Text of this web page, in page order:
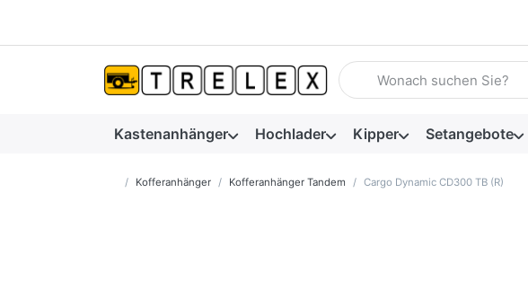
Geben Sie einen
Kastenanhänger Hochlader Kipper Setangebote
Startseite
Kofferanhänger Kofferanhänger Tandem Cargo Dynamic CD300 TB (R)